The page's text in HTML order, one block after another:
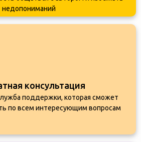
недопониманий
консультация
поддержки, которая сможет
по всем интересующим вопросам